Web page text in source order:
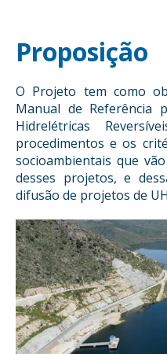
Proposição
O Projeto tem como
Manual de Referência
Hidrelétricas
procedimentos e os
socioambientais que
desses projetos, e
difusão de projetos de